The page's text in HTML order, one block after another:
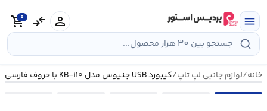
به
محتوا
menu
person
compare_arrows
shopping_cart
0
خانه/لوازم جانبی لپ تاپ/کيبورد USB جنيوس مدل KB-۱۱۰ با حروف فارسی